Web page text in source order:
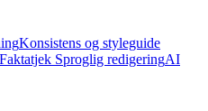
Konsistens og styleguide
Faktatjek Sproglig redigeringAI